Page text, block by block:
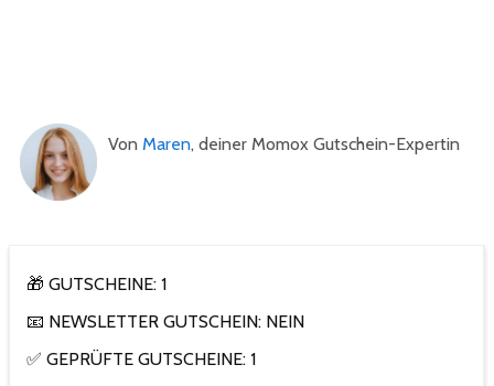
Von Maren, deiner Momox Gutschein-Expertin
🎁 GUTSCHEINE: 1
📧 NEWSLETTER GUTSCHEIN: NEIN
✅ GEPRÜFTE GUTSCHEINE: 1